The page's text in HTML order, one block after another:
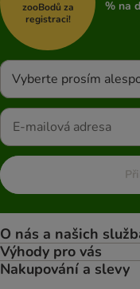
zooBodů za
registraci!
% na
Vyberte prosím
O nás a našich
Výhody pro vás
Nakupování a slevy